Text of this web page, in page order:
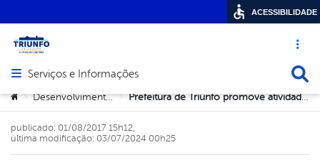
Acesso
Abrir menu principal de navegação
Serviços e Informações
Você está aqui:
> Desenvolvimento Social > Prefeitura de Triunfo promove atividades educativas e sociais durante o recesso escolar
publicado: 01/08/2017 15h12,
última modificação: 03/07/2024 00h25
ACESSIBILIDADE